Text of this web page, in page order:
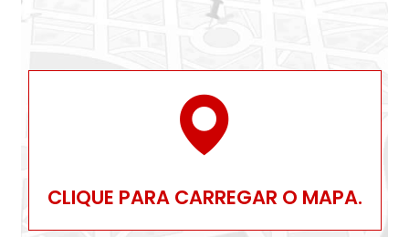
CLIQUE PARA CARREGAR O MAPA.